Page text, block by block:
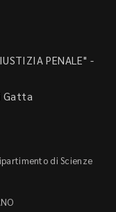
PENALE" -
Gatta
di Scienze